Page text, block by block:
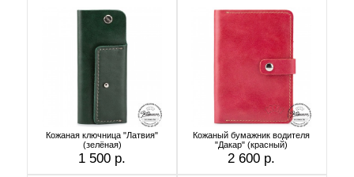
Кожаная ключница "Латвия"
(зелёная)
1 500 р.
Кожаный бумажник водителя
"Дакар" (красный)
2 600 р.